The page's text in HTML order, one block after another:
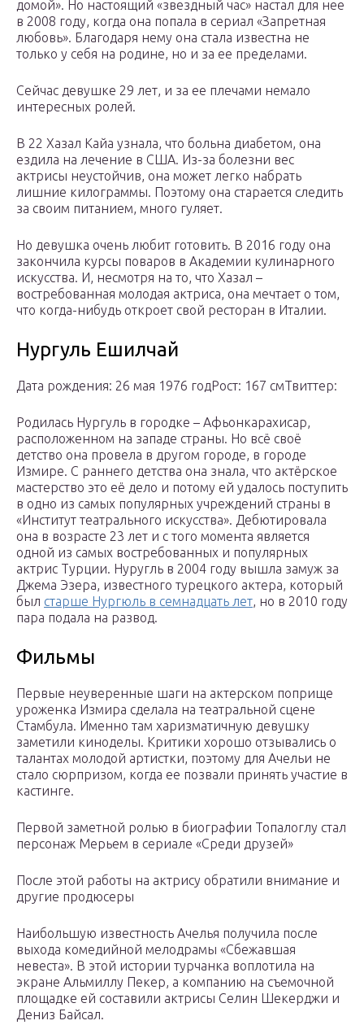
домой». Но настоящий «звездный час» настал для нее
в 2008 году, когда она попала в сериал «Запретная
любовь». Благодаря нему она стала известна не
только у себя на родине, но и за ее пределами.
Сейчас девушке 29 лет, и за ее плечами немало
интересных ролей.
В 22 Xазал Кайа узнала, что больна диабетом, она
ездила на лечение в США. Из-за болезни вес
актрисы неустойчив, она может легко набрать
лишние килограммы. Поэтому она старается следить
за своим питанием, много гуляет.
Но девушка очень любит готовить. В 2016 году она
закончила курсы поваров в Академии кулинарного
искусства. И, несмотря на то, что Хазал –
востребованная молодая актриса, она мечтает о том,
что когда-нибудь откроет свой ресторан в Италии.
Нургуль Ешилчай
Дата рождения: 26 мая 1976 годРост: 167 смТвиттер:
Родилась Нургуль в городке – Афьонкарахисар,
расположенном на западе страны. Но всё своё
детство она провела в другом городе, в городе
Измире. С раннего детства она знала, что актёрское
мастерство это её дело и потому ей удалось поступить
в одно из самых популярных учреждений страны в
«Институт театрального искусства». Дебютировала
она в возрасте 23 лет и с того момента является
одной из самых востребованных и популярных
актрис Турции. Нуругль в 2004 году вышла замуж за
Джема Эзера, известного турецкого актера, который
был старше Нургюль в семнадцать лет, но в 2010 году
пара подала на развод.
Фильмы
Первые неуверенные шаги на актерском поприще
уроженка Измира сделала на театральной сцене
Стамбула. Именно там харизматичную девушку
заметили киноделы. Критики хорошо отзывались о
талантах молодой артистки, поэтому для Ачельи не
стало сюрпризом, когда ее позвали принять участие в
кастинге.
Первой заметной ролью в биографии Топалоглу стал
персонаж Мерьем в сериале «Среди друзей»
После этой работы на актрису обратили внимание и
другие продюсеры
Наибольшую известность Ачелья получила после
выхода комедийной мелодрамы «Сбежавшая
невеста». В этой истории турчанка воплотила на
экране Альмиллу Пекер, а компанию на съемочной
площадке ей составили актрисы Селин Шекерджи и
Дениз Байсал.